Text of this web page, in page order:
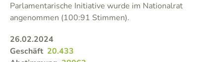
Parlamentarische Initiative wurde im Nationalrat
angenommen (100:91 Stimmen).
26.02.2024
Geschäft 20.433